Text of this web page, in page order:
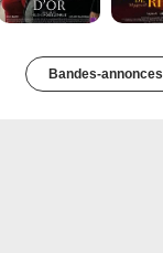
Bandes-